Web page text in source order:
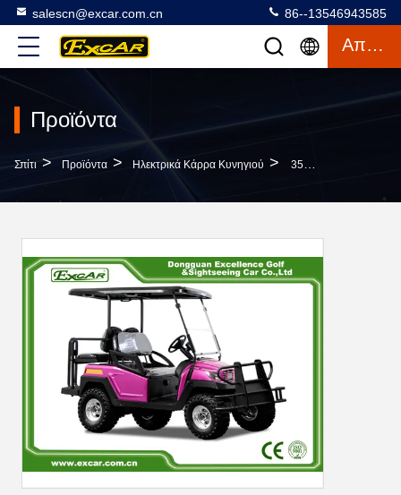
salescn@excar.com.cn 86--13546943585
Απόσπασμα
Προϊόντα
Σπίτι > Προϊόντα > Ηλεκτρικά Κάρρα Κυνηγιού > 350A Ηλεκτρικός Από Οδικού Γκολφ Κάρρων Το Ηλεκτρικό Κυνηγιού Με Λάθη Τετράτροχο Κάρρο Γκολφ Κίνησης Ηλεκτρικό